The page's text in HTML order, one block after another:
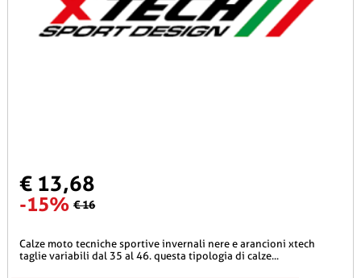
€ 13,68
-15% € 16
calze moto tecniche sportive invernali nere e arancioni xtech
taglie variabili dal 35 al 46. questa tipologia di calze...